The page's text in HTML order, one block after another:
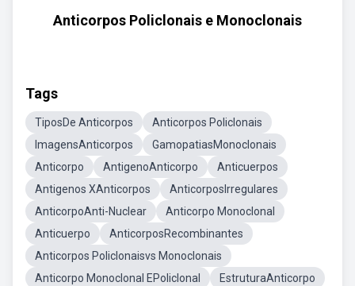
Anticorpos Policlonais e Monoclonais
Tags
TiposDe Anticorpos
Anticorpos Policlonais
ImagensAnticorpos
GamopatiasMonoclonais
Anticorpo
AntigenoAnticorpo
Anticuerpos
Antigenos XAnticorpos
AnticorposIrregulares
AnticorpoAnti-Nuclear
Anticorpo Monoclonal
Anticuerpo
AnticorposRecombinantes
Anticorpos Policlonaisvs Monoclonais
Anticorpo Monoclonal EPoliclonal
EstruturaAnticorpo